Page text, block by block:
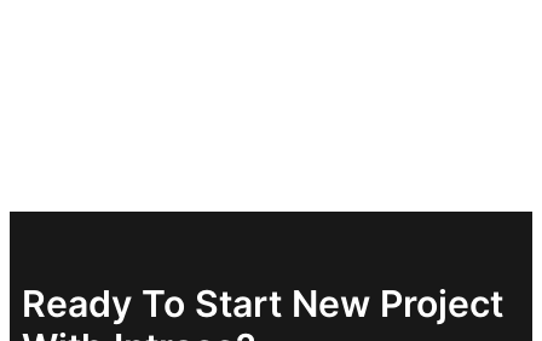
Ready To Start New Project